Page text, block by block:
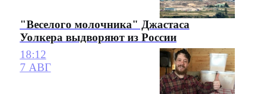
"Веселого молочника" Джастаса
Уолкера выдворяют из России
18:12
7 АВГ